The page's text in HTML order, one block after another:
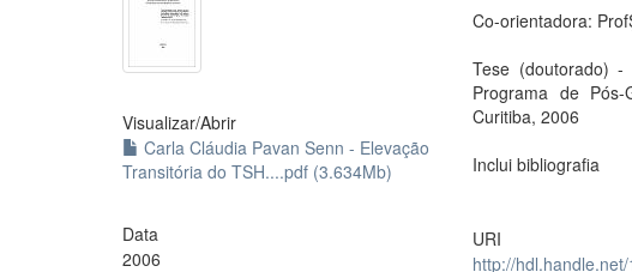
Visualizar/Abrir
Carla Cláudia Pavan Senn - Elevação
Transitória do TSH....pdf (3.634Mb)
Data
2006
Co-orientadora:
Tese (doutorado)
Programa de
Curitiba, 2006
Inclui bibliografia
URI
http://